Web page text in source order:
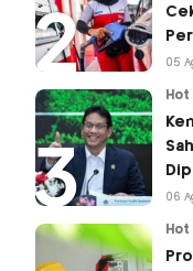
05
Hot
06
Hot